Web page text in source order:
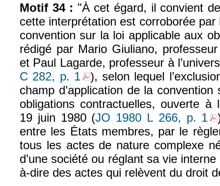
Motif 34 : "À cet égard, il convient
cette interprétation est corroborée
convention sur la loi applicable aux
rédigé par Mario Giuliano,
et Paul Lagarde, professeur à
C 282, p. 1
), selon lequel
champ d’application de la
obligations contractuelles, ouverte
19 juin 1980 (JO 1980 L 266, p. 1
entre les États membres, par le
tous les actes de nature complexe
d’une société ou réglant sa vie
à-dire des actes qui relèvent du droit